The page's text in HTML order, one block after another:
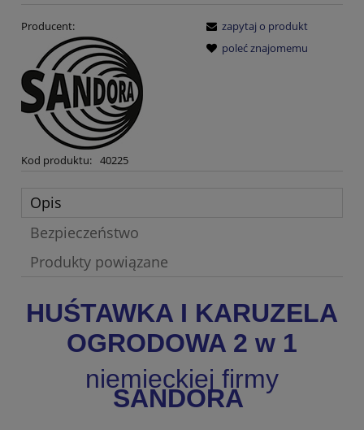
Producent:
Kod produktu: 40225
zapytaj o produkt
poleć znajomemu
Opis
Bezpieczeństwo
Produkty powiązane
HUŚTAWKA I KARUZELA
OGRODOWA 2 w 1
niemieckiej firmy
SANDORA